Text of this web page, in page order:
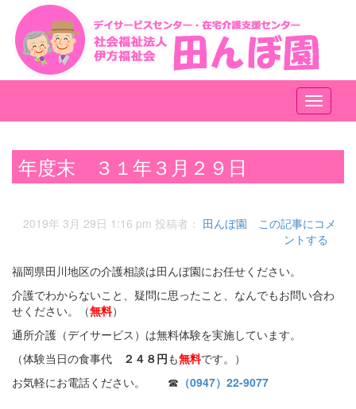
メ
ニ
ー
年度末 ３１年３月２９日
2019年 3月 29日 1:16 pm 投稿者： 田んぼ園
この記事にコメ
ントする
福岡県田川地区の介護相談は田んぼ園にお任せください。
介護でわからないこと、疑問に思ったこと、なんでもお問い合わ
せください。（無料）
通所介護（デイサービス）は無料体験を実施しています。
（体験当日の食事代
２４８円も無料です。）
お気軽にお電話ください。 ☎ （0947）22-9077